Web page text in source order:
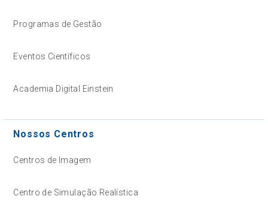
Programas de Gestão
Eventos Científicos
Academia Digital Einstein
Nossos Centros
Centros de Imagem
Centro de Simulação Realística